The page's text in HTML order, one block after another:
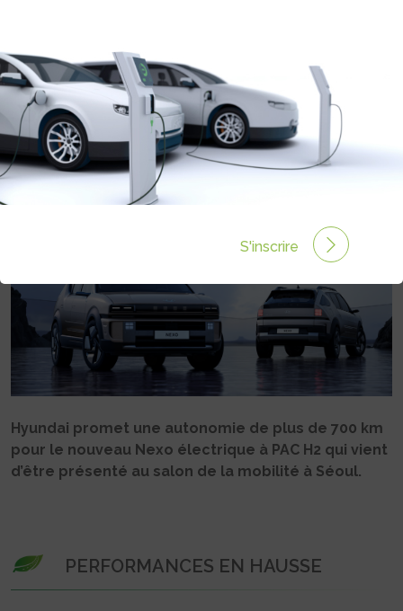
ÉLECTRIQUE À PILE HYDROGÈNE
ARRIVE
Rédigé par Philippe Schwoerer le 09 Avr 2025 à 10:50
0 commentaires
Hyundai promet une autonomie de plus de 700 km
pour le nouveau Nexo électrique à PAC H2 qui vient
d’être présenté au salon de la mobilité à Séoul.
PERFORMANCES EN HAUSSE
S'inscrire